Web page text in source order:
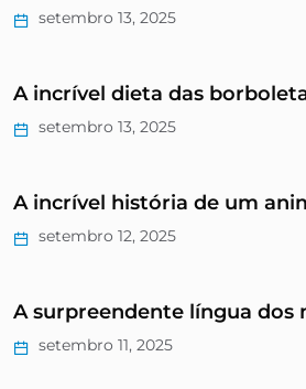
setembro 13, 2025
A incrível dieta das
setembro 13, 2025
A incrível história de um
setembro 12, 2025
A surpreendente língua dos
setembro 11, 2025